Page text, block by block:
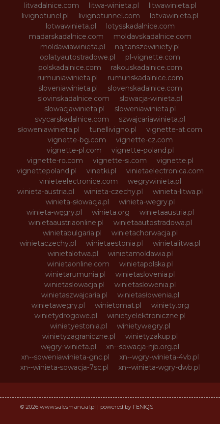
litvadalnice.com
litwa-winieta.pl
litwawinieta.pl
livignotunel.pl
livignotunnel.com
lotvawinieta.pl
lotwawinieta.pl
lotysskadalnice.com
madarskadalnice.com
moldavskadalnice.com
moldawiawinieta.pl
najtanszewiniety.pl
oplatyautostradowe.pl
pl-vignette.com
polskadalnice.com
rakouskadalnice.com
rumuniawinieta.pl
rumunskadalnice.com
sloveniawinieta.pl
slovenskadalnice.com
slovinskadalnice.com
slowacja-winieta.pl
slowacjawinieta.pl
sloweniawinieta.pl
svycarskadalnice.com
szwajcariawinieta.pl
słoweniawinieta.pl
tunellivigno.pl
vignette-at.com
vignette-bg.com
vignette-cz.com
vignette-pl.com
vignette-poland.pl
vignette-ro.com
vignette-si.com
vignette.pl
vignettepoland.pl
vinetki.pl
vinietaelectronica.com
vinieteelectronice.com
wegrywinieta.pl
winieta-austria.pl
winieta-czechy.pl
winieta-litwa.pl
winieta-słowacja.pl
winieta-wegry.pl
winieta-węgry.pl
winieta.org
winietaaustria.pl
winietaaustriaonline.pl
winietaautostradowa.pl
winietabulgaria.pl
winietachorwacja.pl
winietaczechy.pl
winietaestonia.pl
winietalitwa.pl
winietalotwa.pl
winietamoldawia.pl
winietaonline.com
winietapolska.pl
winietarumunia.pl
winietaslovenia.pl
winietaslowacja.pl
winietaslowenia.pl
winietaszwajcaria.pl
winietasłowenia.pl
winietawegry.pl
winietomat.pl
winiety.org
winietydrogowe.pl
winietyelektroniczne.pl
winietyestonia.pl
winietywegry.pl
winietyzagraniczne.pl
winietyzakup.pl
węgry-winieta.pl
xn--sowacja-njb.org.pl
xn--soweniawinieta-gnc.pl
xn--wgry-winieta-4vb.pl
xn--winieta-sowacja-7sc.pl
xn--winieta-wgry-dwb.pl
© 2026 www.salesmanual.pl | powered by FENIQS